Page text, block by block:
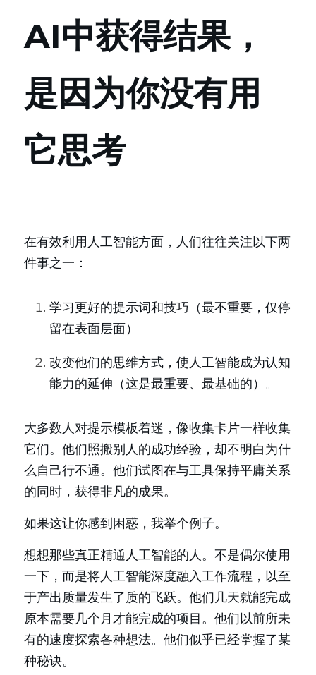
AI中获得结果，
是因为你没有用
它思考
在有效利用人工智能方面，人们往往关注以下两
件事之一：
学习更好的提示词和技巧（最不重要，仅停
留在表面层面）
改变他们的思维方式，使人工智能成为认知
能力的延伸（这是最重要、最基础的）。
大多数人对提示模板着迷，像收集卡片一样收集
它们。他们照搬别人的成功经验，却不明白为什
么自己行不通。他们试图在与工具保持平庸关系
的同时，获得非凡的成果。
如果这让你感到困惑，我举个例子。
想想那些真正精通人工智能的人。不是偶尔使用
一下，而是将人工智能深度融入工作流程，以至
于产出质量发生了质的飞跃。他们几天就能完成
原本需要几个月才能完成的项目。他们以前所未
有的速度探索各种想法。他们似乎已经掌握了某
种秘诀。